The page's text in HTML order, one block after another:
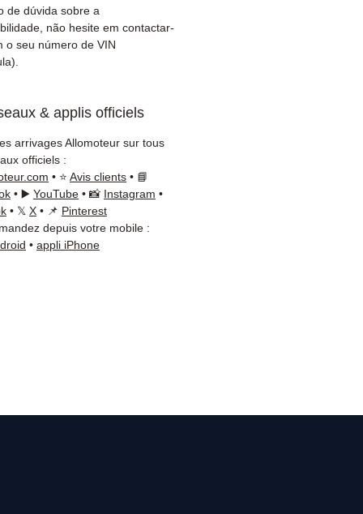
envio
de 3 meses incluída
rápida com
(Fedex /
de um conselho ?
nos no+33 6 38 71 66 54
disponível) — Segunda
9h-18h.
de dúvida sobre a
não hesite em contactar-
o seu número de VIN
& applis officiels
arrivages Allomoteur sur tous
officiels :
• ⭐ Avis clients • 📘
• ▶️ YouTube • 📸 Instagram •
• 𝕏 X • 📌 Pinterest
depuis votre mobile :
• appli iPhone